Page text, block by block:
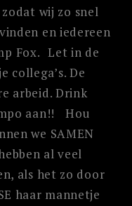
wij zo snel
en iedereen
Fox. Let in de
collega’s. De
arbeid. Drink
aan!! Hou
we SAMEN
al veel
als het zo door
haar mannetje